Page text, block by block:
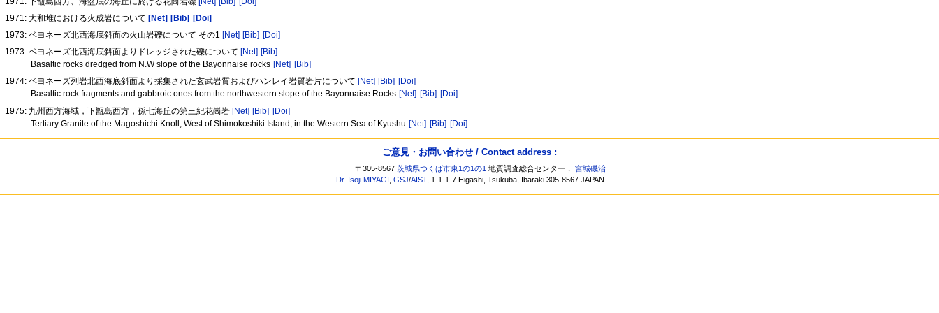
1971: 大和堆における火成岩について [Net] [Bib]
[Doi]
1973: ベヨネーズ北西海底斜面の火山岩礫について その1 [Net] [Bib] [Doi]
1973: ベヨネーズ北西海底斜面よりドレッジされた礫について [Net] [Bib]
Basaltic rocks dredged from N.W slope of the Bayonnaise rocks [Net] [Bib]
1974: ベヨネーズ列岩北西海底斜面より採集された玄武岩質およびハンレイ岩質岩片について [Net] [Bib] [Doi]
Basaltic rock fragments and gabbroic ones from the northwestern slope of the Bayonnaise Rocks [Net] [Bib] [Doi]
1975: 九州西方海域，下甑島西方，孫七海丘の第三紀花崗岩[Net] [Bib] [Doi]
Tertiary Granite of the Magoshichi Knoll, West of Shimokoshiki Island, in the Western Sea of Kyushu [Net] [Bib] [Doi]
ご意見・お問い合わせ / Contact address :
〒305-8567茨城県つくば市東1の1の1 地質調査総合センター，宮城磯治
Dr. Isoji MIYAGI ,GSJ/AIST, 1-1-1-7 Higashi, Tsukuba, Ibaraki 305-8567 JAPAN